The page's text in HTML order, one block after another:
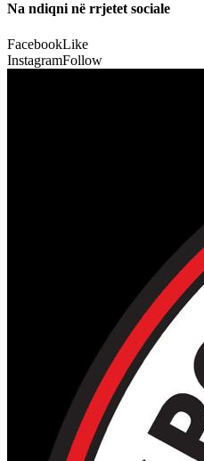
Na ndiqni në rrjetet sociale
FacebookLike
InstagramFollow